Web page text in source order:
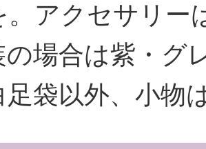
。アクセサリー
の場合は紫・グ
足袋以外、小物